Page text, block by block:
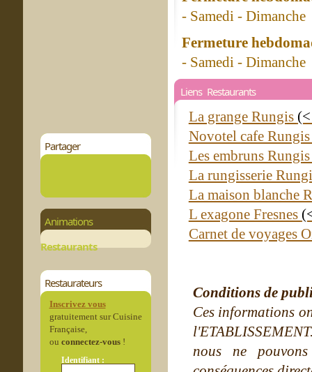
Partager
Animations
Restaurants
Restaurateurs
Inscrivez vous
gratuitement sur Cuisine
Française,
ou connectez-vous!
Identifiant :
- Samedi - Dimanche
Fermeture
- Samedi - Dimanche
Liens Restaurants
La grange Rungis
Novotel cafe
Les embruns
La rungisserie
La maison blanche
L exagone Fresnes
Carnet de voyages
Conditions de
Ces informations
nous ne